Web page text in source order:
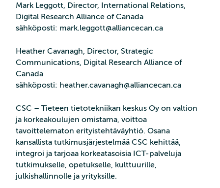
Mark Leggott, Director, International Relations,
Digital Research Alliance of Canada
sähköposti: mark.leggott@alliancecan.ca
Heather Cavanagh, Director, Strategic
Communications, Digital Research Alliance of
Canada
sähköposti: heather.cavanagh@alliancecan.ca
CSC – Tieteen tietotekniikan keskus Oy on valtion
ja korkeakoulujen omistama, voittoa
tavoittelematon erityistehtäväyhtiö. Osana
kansallista tutkimusjärjestelmää CSC kehittää,
integroi ja tarjoaa korkeatasoisia ICT-palveluja
tutkimukselle, opetukselle, kulttuurille,
julkishallinnolle ja yrityksille.